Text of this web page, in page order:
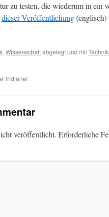
zu testen, die wiederum in ein
dieser Veröffentlichung(englisch)
, Wissenschaftabgelegt und mitTechnik
Indianer
veröffentlicht. Erforderliche